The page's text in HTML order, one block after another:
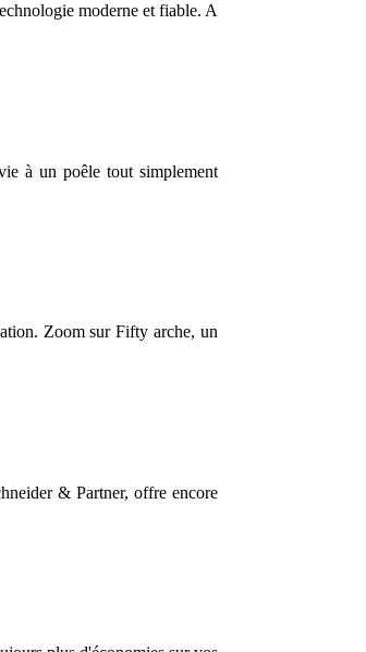
moderne et fiable. A
à un poêle tout simplement
Zoom sur Fifty arche, un
& Partner, offre encore